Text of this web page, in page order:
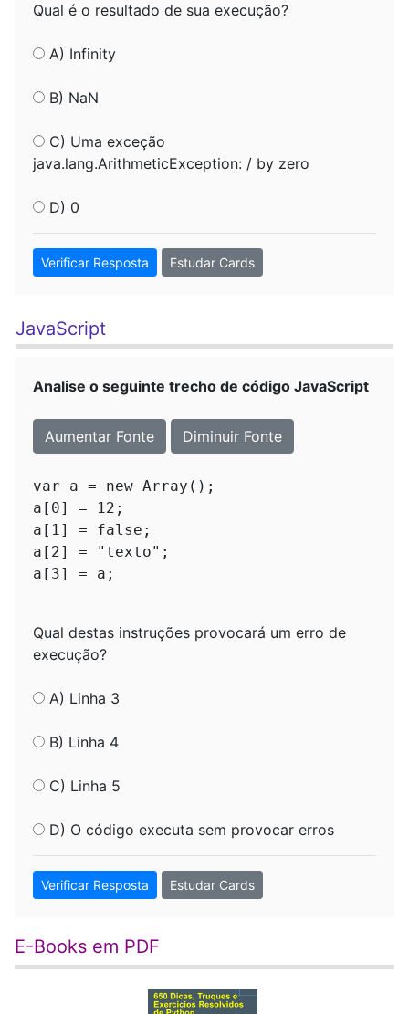
Qual é o resultado de sua execução?
A) Infinity
B) NaN
C) Uma exceção
java.lang.ArithmeticException: / by zero
D) 0
Verificar Resposta Estudar Cards
JavaScript
Analise o seguinte trecho de código JavaScript
Aumentar Fonte Diminuir Fonte
var a = new Array();
a[0] = 12;
a[1] = false;
a[2] = "texto";
Qual destas instruções provocará um erro de
execução?
A) Linha 3
B) Linha 4
C) Linha 5
D) O código executa sem provocar erros
Verificar Resposta Estudar Cards
E-Books em PDF